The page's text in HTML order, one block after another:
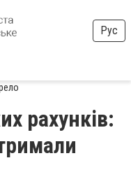
Рус
рахунків: